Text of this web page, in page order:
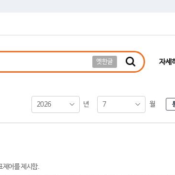
옛한글 자세
2026 년 7 월
제어를 제시함.